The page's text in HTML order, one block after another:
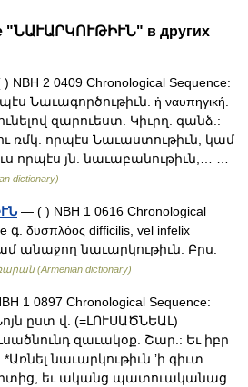
"ՆԱՒԱՐԿՈՒԹԻՒՆ" в других
NBH 2 0409 Chronological Sequence:
Նաւագործութիւն. ἠ ναυπηγική.
զարուեստ. Կիւրղ. գանձ.:
ռմկ. որպէս Նաւաստութիւն, կամ
որպէս յն. նաւաբանութիւն,… …
dictionary)
— ( ) NBH 1 0616 Chronological
գ. δυσπλόος difficilis, vel infelix
անաջող նաւարկութիւն. Բրս.
(Armenian dictionary)
1 0897 Chronological Sequence:
ըստ վ. (=ԼՈՒՍԱԾՆԵԱԼ)
զաւակօք. Շար.: Եւ իբր
նաւարկութիւն ʼի գիւտ
եւ ականց պատուականաց.